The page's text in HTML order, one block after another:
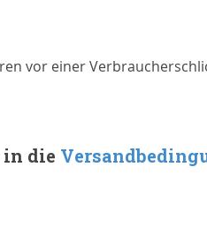
vor einer
in die